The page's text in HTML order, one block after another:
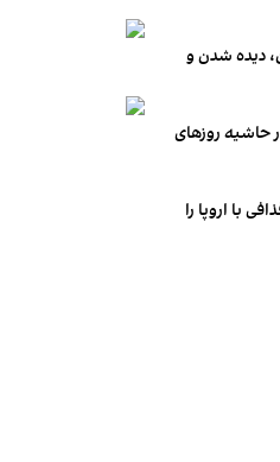
دیده شدن و
حاشیه روزهای
با اروپا را